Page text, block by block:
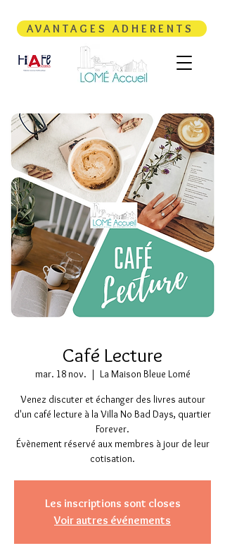
AVANTAGES ADHERENTS
Café Lecture
mar. 18 nov.
  |
La Maison Bleue Lomé
Venez discuter et échanger des livres autour
d'un café lecture à la Villa No Bad Days, quartier
Forever.
Évènement réservé aux membres à jour de leur
cotisation.
Les inscriptions sont closes
Voir autres événements